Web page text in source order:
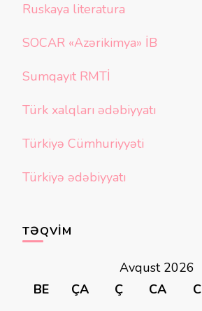
Ruskaya literatura
SOCAR «Azərikimya» İB
Sumqayıt RMTİ
Türk xalqları ədəbiyyatı
Türkiyə Cümhuriyyəti
Türkiyə ədəbiyyatı
TƏQVIM
Avqust 2026
BE
ÇA Ç CA C